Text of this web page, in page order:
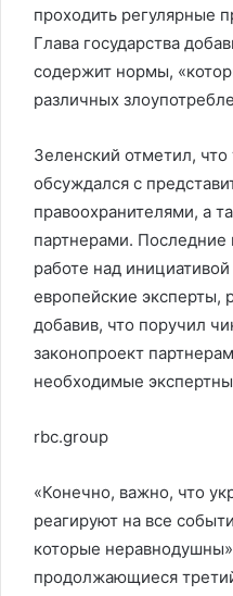
проходить регулярные
Глава государства
содержит нормы,
различных
Зеленский отметил, что
обсуждался с
правоохранителями, а
партнерами.
работе над инициативой
европейские эксперты,
добавив, что поручил
законопроект
необходимые
rbc.group
«Конечно, важно, что
реагируют на все
которые
продолжающиеся